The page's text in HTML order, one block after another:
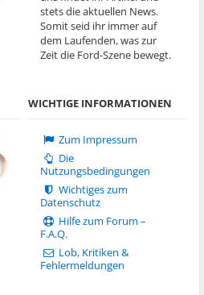
stets die aktuellen News.
Somit seid ihr immer auf
dem Laufenden, was zur
Zeit die Ford-Szene bewegt.
WICHTIGE INFORMATIONEN
Zum Impressum
Die
Nutzungsbedingungen
Wichtiges zum
Datenschutz
Hilfe zum Forum –
F.A.Q.
Lob, Kritiken &
Fehlermeldungen